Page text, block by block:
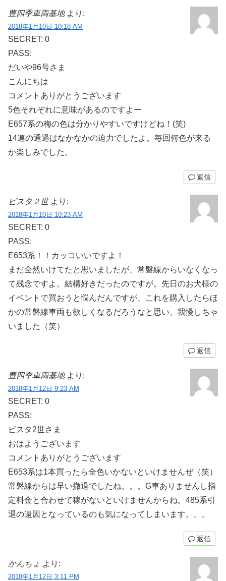
豊四季車両基地 より:
2018年1月10日 10:18 AM
SECRET: 0
PASS:
だいや96号さま
こんにちは
コメントありがとうございます
5色それぞれに意味があるのですよー
E657系の梅の色は分かりやすいですけどね！(笑)
14連の通過はなかなかの迫力でしたよ。毎回何色が来る
か楽しみでした。
返信
ビスタ２世 より:
2018年1月10日 10:23 AM
SECRET: 0
PASS:
E653系！！カッコいいですよ！
まだ全然いけてたと思いましたが、常磐線からいなくなっ
て残念ですよ。結構好きだったのですが。先日のお犬様の
イベントで買おうと悩んだんですが、これを購入したらほ
かの常磐線車両も欲しくなるだろうなと思い、我慢しちゃ
いました（笑）
返信
豊四季車両基地 より:
2018年1月12日 9:23 AM
SECRET: 0
PASS:
ビスタ2世さま
おはようございます
コメントありがとうございます
E653系は1本買ったら全色いかないといけませんぜ（笑）
常磐線からは早い撤退でしたね。。。G車ありませんし指
定料金と合わせて稼がないといけませんからね。485系引
退の遠因となっているのも気になってしまいます。。。
返信
かんちょ より:
2018年1月12日 3:11 PM